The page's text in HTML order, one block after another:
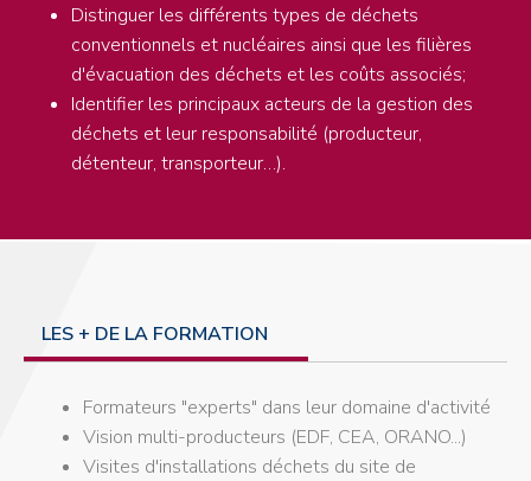
Distinguer les différents types de déchets
conventionnels et nucléaires ainsi que les filières
d'évacuation des déchets et les coûts associés;
Identifier les principaux acteurs de la gestion des
déchets et leur responsabilité (producteur,
détenteur, transporteur…).
LES + DE LA FORMATION
Formateurs "experts" dans leur domaine d'activité
Vision multi-producteurs (EDF, CEA, ORANO...)
Visites d'installations déchets du site de